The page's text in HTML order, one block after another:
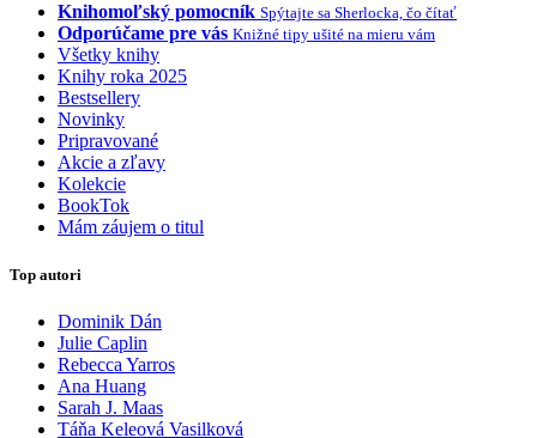
Knihomoľský pomocník Spýtajte sa Sherlocka, čo čítať
Odporúčame pre vás Knižné tipy ušité na mieru vám
Všetky knihy
Knihy roka 2025
Bestsellery
Novinky
Pripravované
Akcie a zľavy
Kolekcie
BookTok
Mám záujem o titul
Top autori
Dominik Dán
Julie Caplin
Rebecca Yarros
Ana Huang
Sarah J. Maas
Táňa Keleová Vasilková